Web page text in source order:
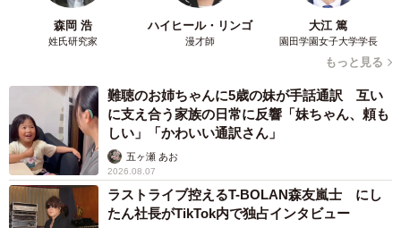
森岡 浩
姓氏研究家
ハイヒール・リンゴ
漫才師
大江 篤
園田学園女子大学学長
もっと見る
難聴のお姉ちゃんに5歳の妹が手話通訳 互い
に支え合う家族の日常に反響「妹ちゃん、頼も
しい」「かわいい通訳さん」
五ヶ瀬 あお
2026.08.07
ラストライブ控えるT-BOLAN森友嵐士 にし
たん社長がTikTok内で独占インタビュー